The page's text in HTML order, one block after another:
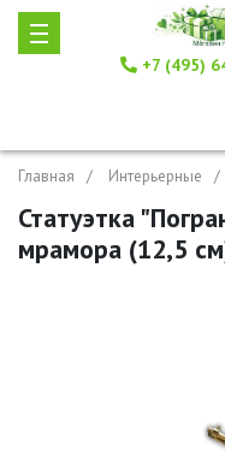
+7 (495)
Главная Интерьерные
Статуэтка
мрамора (12,5